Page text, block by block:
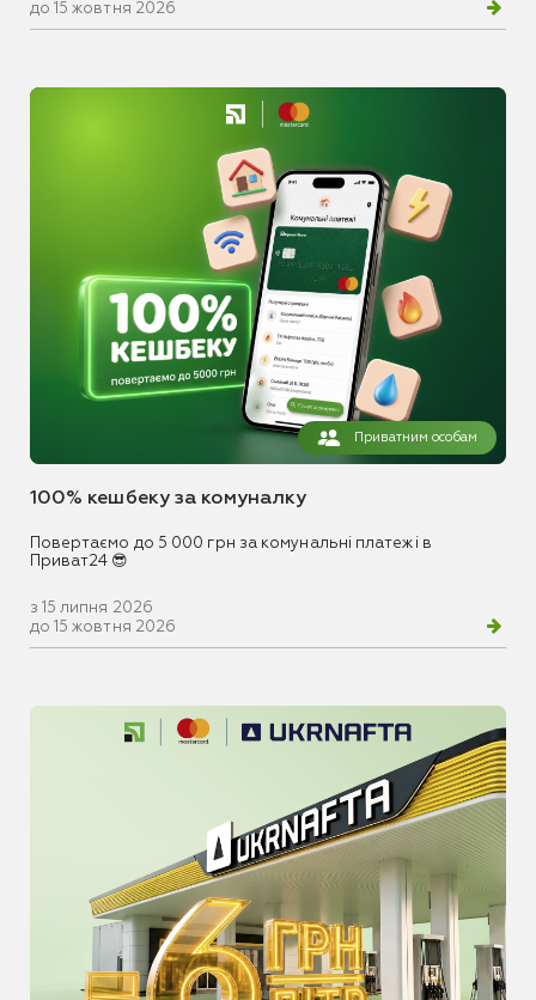
до 15 жовтня 2026
Приватним особам
100% кешбеку за комуналку
Повертаємо до 5 000 грн за комунальні платежі в
Приват24 😎
з 15 липня 2026
до 15 жовтня 2026